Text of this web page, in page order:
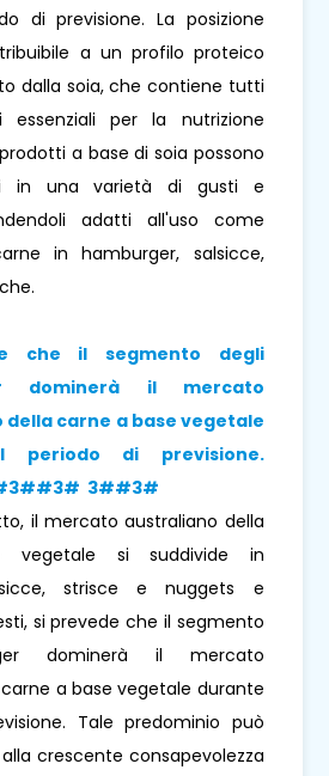
di previsione. La posizione
a un profilo proteico
dalla soia, che contiene tutti
essenziali per la nutrizione
a base di soia possono
in una varietà di gusti e
adatti all'uso come
in hamburger, salsicce,
che il segmento degli
dominerà il mercato
carne a base vegetale
periodo di previsione.
3##3#
il mercato australiano della
vegetale si suddivide in
strisce e nuggets e
si prevede che il segmento
dominerà il mercato
a base vegetale durante
Tale predominio può
crescente consapevolezza